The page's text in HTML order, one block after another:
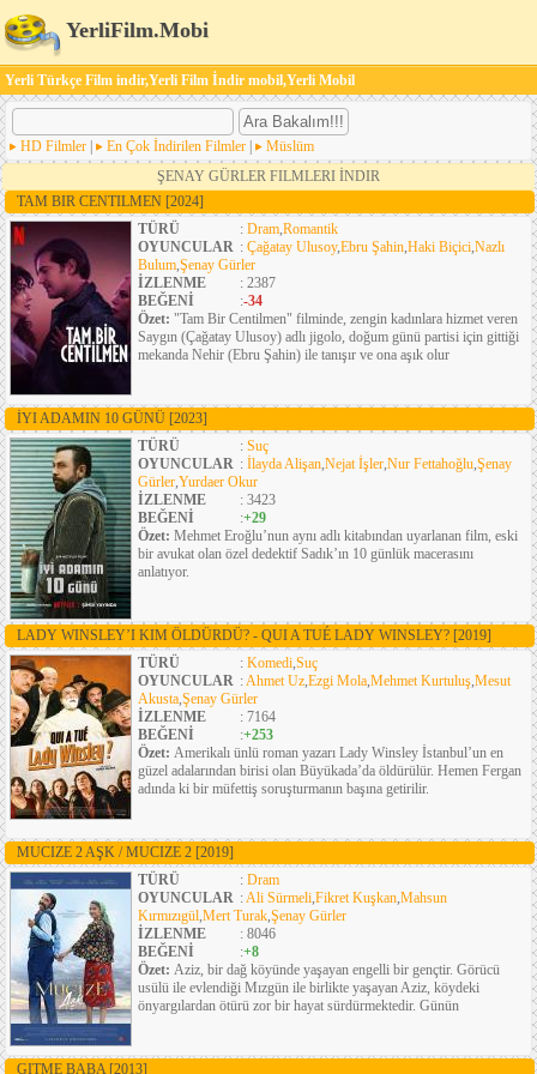
YerliFilm.Mobi
Yerli Türkçe Film indir,Yerli Film İndir mobil,Yerli Mobil
HD Filmler En Çok İndirilen Filmler
Müslüm
ŞENAY GÜRLER FILMLERI İNDIR
TAM BIR CENTILMEN [2024]
TÜRÜ
: Dram,Romantik
OYUNCULAR : Çağatay Ulusoy,Ebru Şahin,Haki Biçici,Nazlı
Bulum,Şenay Gürler
İZLENME
: 2387
BEĞENİ
:-34
Özet: "Tam Bir Centilmen" filminde, zengin kadınlara hizmet veren
Saygın (Çağatay Ulusoy) adlı jigolo, doğum günü partisi için gittiği
mekanda Nehir (Ebru Şahin) ile tanışır ve ona aşık olur
İYI ADAMIN 10 GÜNÜ [2023]
TÜRÜ
: Suç
OYUNCULAR : İlayda Alişan,Nejat İşler,Nur Fettahoğlu,Şenay
Gürler,Yurdaer Okur
İZLENME
: 3423
BEĞENİ
:+29
Özet: Mehmet Eroğlu’nun aynı adlı kitabından uyarlanan film, eski
bir avukat olan özel dedektif Sadık’ın 10 günlük macerasını
anlatıyor.
LADY WINSLEY’I KIM ÖLDÜRDÜ? - QUI A TUÉ LADY WINSLEY? [2019]
TÜRÜ
: Komedi,Suç
OYUNCULAR :Ahmet Uz,Ezgi Mola,Mehmet Kurtuluş,Mesut
Akusta,Şenay Gürler
İZLENME
: 7164
BEĞENİ
:+253
Özet: Amerikalı ünlü roman yazarı Lady Winsley İstanbul’un en
güzel adalarından birisi olan Büyükada’da öldürülür. Hemen Fergan
adında ki bir müfettiş soruşturmanın başına getirilir.
MUCIZE 2 AŞK / MUCIZE 2 [2019]
TÜRÜ
: Dram
OYUNCULAR :Ali Sürmeli,Fikret Kuşkan,Mahsun
Kırmızıgül,Mert Turak,Şenay Gürler
İZLENME
: 8046
BEĞENİ
:+8
Özet: Aziz, bir dağ köyünde yaşayan engelli bir gençtir. Görücü
usülü ile evlendiği Mızgün ile birlikte yaşayan Aziz, köydeki
önyargılardan ötürü zor bir hayat sürdürmektedir. Günün
GITME BABA [2013]